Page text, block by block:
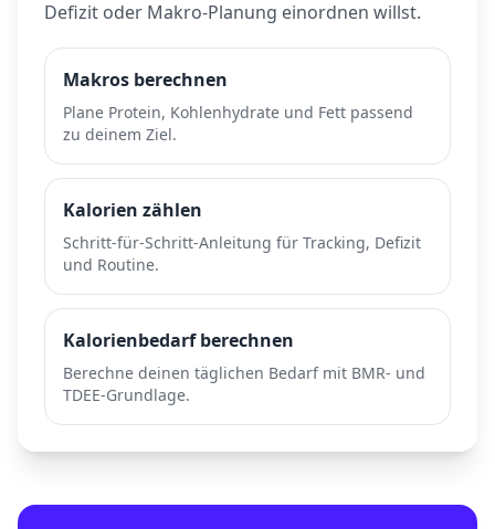
Defizit oder Makro-Planung einordnen willst.
Makros berechnen
Plane Protein, Kohlenhydrate und Fett passend
zu deinem Ziel.
Kalorien zählen
Schritt-für-Schritt-Anleitung für Tracking, Defizit
und Routine.
Kalorienbedarf berechnen
Berechne deinen täglichen Bedarf mit BMR- und
TDEE-Grundlage.